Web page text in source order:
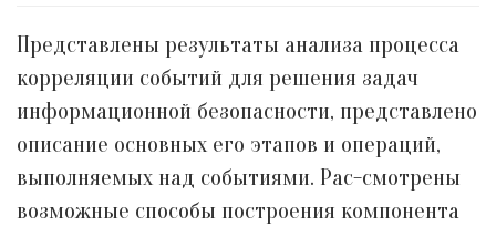
Представлены результаты анализа процесса
корреляции событий для решения задач
информационной безопасности, представлено
описание основных его этапов и операций,
выполняемых над событиями. Рас-смотрены
возможные способы построения компонента